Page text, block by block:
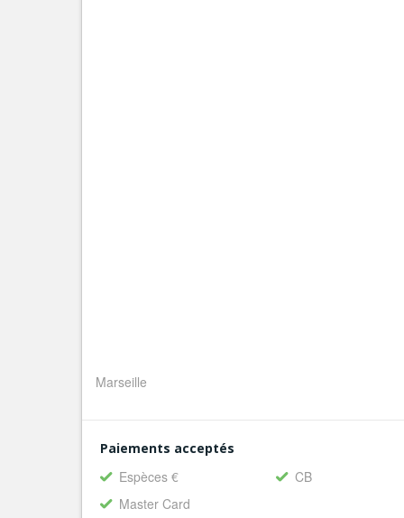
Marseille
Paiements acceptés
Espèces €
CB
Master Card